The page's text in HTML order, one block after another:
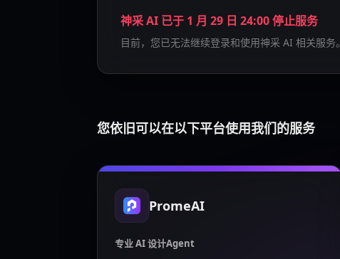
神采 AI 已于 1 月 29 日 24:00 停止服务
目前，您已无法继续登录和使用神采 AI 相关服务。
您依旧可以在以下平台使用我们的服务
PromeAI
专业 AI 设计Agent